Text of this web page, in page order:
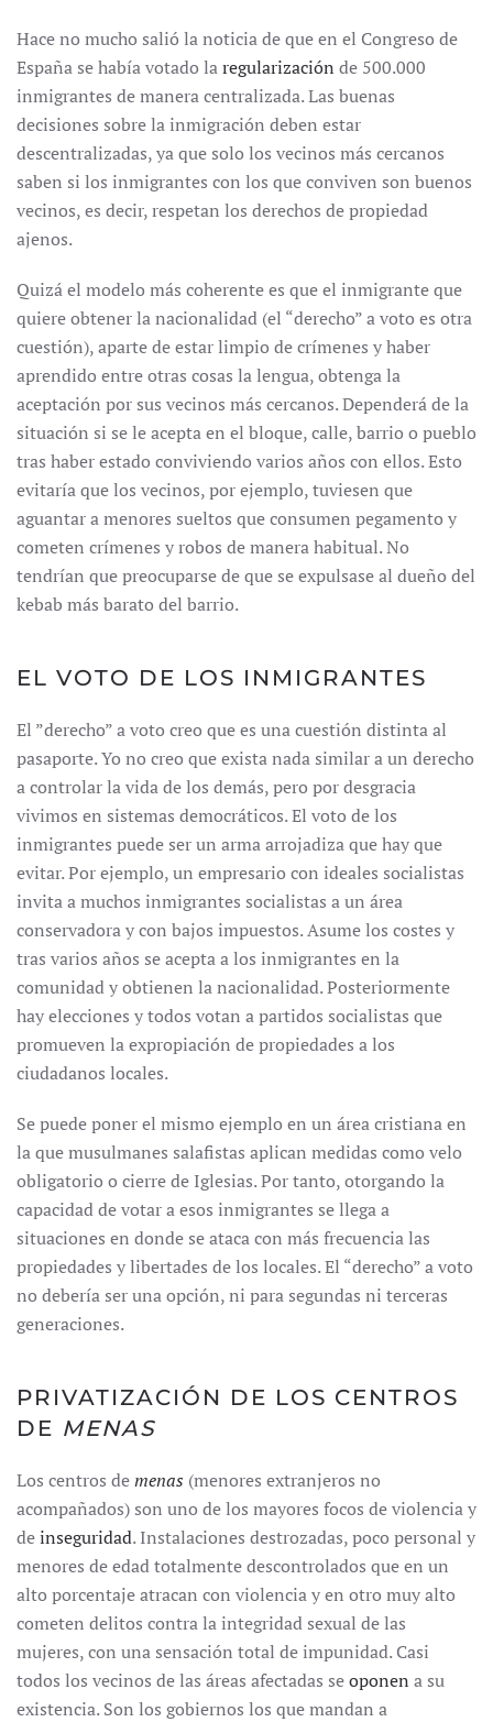
Hace no mucho salió la noticia de que en el Congreso de
España se había votado laregularización de 500.000
inmigrantes de manera centralizada. Las buenas
decisiones sobre la inmigración deben estar
descentralizadas, ya que solo los vecinos más cercanos
saben si los inmigrantes con los que conviven son buenos
vecinos, es decir, respetan los derechos de propiedad
ajenos.
Quizá el modelo más coherente es que el inmigrante que
quiere obtener la nacionalidad (el “derecho” a voto es otra
cuestión), aparte de estar limpio de crímenes y haber
aprendido entre otras cosas la lengua, obtenga la
aceptación por sus vecinos más cercanos. Dependerá de la
situación si se le acepta en el bloque, calle, barrio o pueblo
tras haber estado conviviendo varios años con ellos. Esto
evitaría que los vecinos, por ejemplo, tuviesen que
aguantar a menores sueltos que consumen pegamento y
cometen crímenes y robos de manera habitual. No
tendrían que preocuparse de que se expulsase al dueño del
kebab más barato del barrio.
EL VOTO DE LOS INMIGRANTES
El ”derecho” a voto creo que es una cuestión distinta al
pasaporte. Yo no creo que exista nada similar a un derecho
a controlar la vida de los demás, pero por desgracia
vivimos en sistemas democráticos. El voto de los
inmigrantes puede ser un arma arrojadiza que hay que
evitar. Por ejemplo, un empresario con ideales socialistas
invita a muchos inmigrantes socialistas a un área
conservadora y con bajos impuestos. Asume los costes y
tras varios años se acepta a los inmigrantes en la
comunidad y obtienen la nacionalidad. Posteriormente
hay elecciones y todos votan a partidos socialistas que
promueven la expropiación de propiedades a los
ciudadanos locales.
Se puede poner el mismo ejemplo en un área cristiana en
la que musulmanes salafistas aplican medidas como velo
obligatorio o cierre de Iglesias. Por tanto, otorgando la
capacidad de votar a esos inmigrantes se llega a
situaciones en donde se ataca con más frecuencia las
propiedades y libertades de los locales. El “derecho” a voto
no debería ser una opción, ni para segundas ni terceras
generaciones.
PRIVATIZACIÓN DE LOS CENTROS
DE MENAS
Los centros demenas (menores extranjeros no
acompañados) son uno de los mayores focos de violencia y
deinseguridad. Instalaciones destrozadas, poco personal y
menores de edad totalmente descontrolados que en un
alto porcentaje atracan con violencia y en otro muy alto
cometen delitos contra la integridad sexual de las
mujeres, con una sensación total de impunidad. Casi
todos los vecinos de las áreas afectadas seoponen a su
existencia. Son los gobiernos los que mandan a